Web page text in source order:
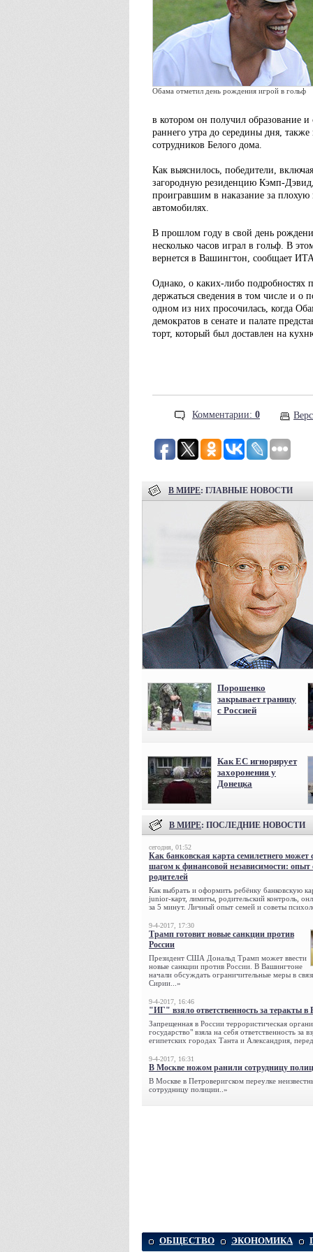
Обама отметил день рождения игрой в гольф
в котором он получил образование
раннего утра до середины дня,
сотрудников Белого дома.
Как выяснилось, победители,
загородную резиденцию Кэмп-
проигравшим в наказание за плохую
автомобилях.
В прошлом году в свой день
несколько часов играл в гольф. В
вернется в Вашингтон, сообщает
Однако, о каких-либо подробностях
держаться сведения в том числе и о
одном из них просочилась, когда
демократов в сенате и палате
торт, который был доставлен на
Комментарии: 0
В МИРЕ: ГЛАВНЫЕ НОВОСТИ
Порошенко
закрывает границу
с Россией
Как ЕС игнорирует
захоронения у
Донецка
В МИРЕ: ПОСЛЕДНИЕ НОВОСТИ
сегодня, 01:52
Как банковская карта семилетнего может
шагом к финансовой независимости: опыт
родителей
Как выбрать и оформить ребёнку банковскую
junior-карт, лимиты, родительский контроль,
за 5 минут. Личный опыт семей и советы
9-4-2017, 17:30
Трамп готовит новые санкции против
России
Президент США Дональд Трамп может ввести
новые санкции против России. В Вашингтоне
начали обсуждать ограничительные меры в
Сирии...»
9-4-2017, 16:46
"ИГ" взяло ответственность за теракты в
Запрещенная в России террористическая
государство" взяла на себя ответственность за
египетских городах Танта и Александрия,
9-4-2017, 16:31
В Москве ножом ранили сотрудницу
В Москве в Петроверигском переулке
сотрудницу полиции..»
ОБЩЕСТВО ЭКОНОМИКА